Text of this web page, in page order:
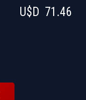
U$D 71.46